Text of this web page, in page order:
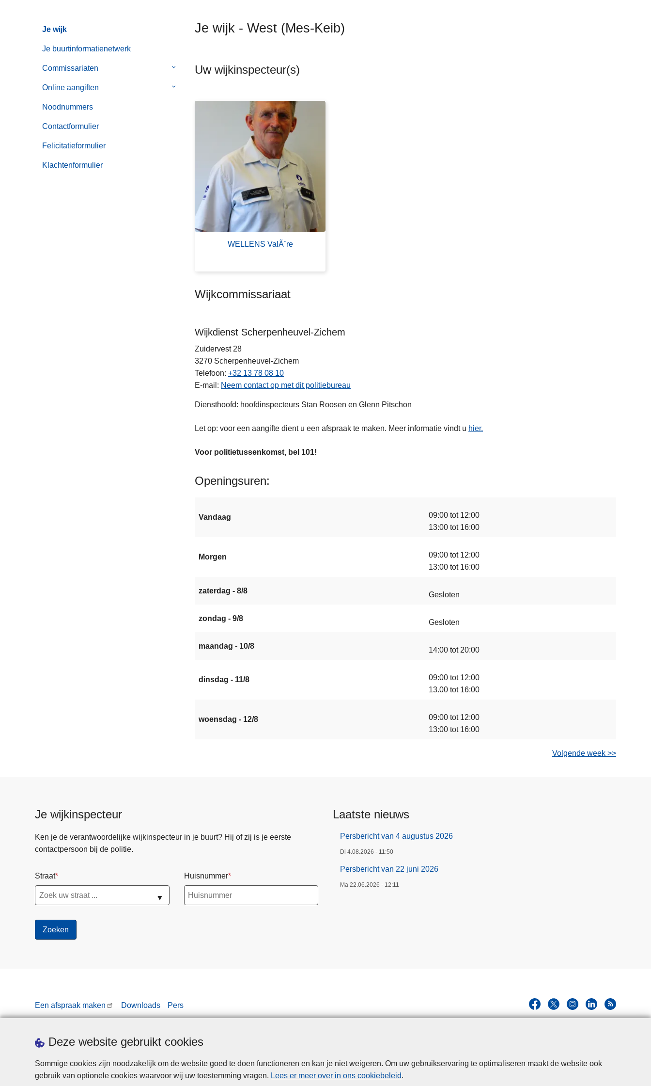
Deze website gebruikt cookies
Sommige cookies zijn noodzakelijk om de website goed te doen functioneren en kan je niet weigeren. Om uw gebruikservaring te optimaliseren maakt de website ook
gebruik van optionele cookies waarvoor wij uw toestemming vragen. Lees er meer over in ons cookiebeleid.
Je wijk
Je buurtinformatienetwerk
Commissariaten
Submenu
Online aangiften
Submenu
Noodnummers
Contactformulier
Felicitatieformulier
Klachtenformulier
Je wijk - West (Mes-Keib)
Uw wijkinspecteur(s)
WELLENS ValÃ¨re
Wijkcommissariaat
Wijkdienst Scherpenheuvel-Zichem
Zuidervest 28
3270 Scherpenheuvel-Zichem
Telefoon +32 13 78 08 10
E-mail
Neem contact op met dit politiebureau
Diensthoofd: hoofdinspecteurs Stan Roosen en Glenn Pitschon
Let op: voor een aangifte dient u een afspraak te maken. Meer informatie vindt u hier.
Voor politietussenkomst, bel 101!
Openingsuren
Vandaag
09:00 tot 12:00
13:00 tot 16:00
Morgen
09:00 tot 12:00
13:00 tot 16:00
zaterdag - 8/8 Gesloten
zondag - 9/8 Gesloten
maandag - 10/8 14:00 tot 20:00
dinsdag - 11/8
09:00 tot 12:00
13.00 tot 16:00
woensdag - 12/8
09:00 tot 12:00
13:00 tot 16:00
Volgende week >>
Je wijkinspecteur
Ken je de verantwoordelijke wijkinspecteur in je buurt? Hij of zij is je eerste
contactpersoon bij de politie.
Straat
▼
Huisnummer
Laatste nieuws
Persbericht van 4 augustus 2026
Di 4.08.2026 - 11:50
Persbericht van 22 juni 2026
Ma 22.06.2026 - 12:11
Een afspraak maken Downloads Pers
Disclaimer Privacy Cookies Toegankelijkheid